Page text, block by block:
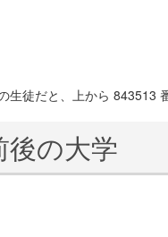
徒だと、上から 843513
後の大学